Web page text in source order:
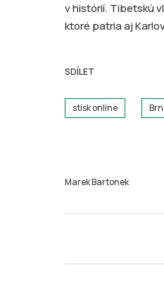
v histórií. Tibetskú
ktoré patria aj
SDÍLET
stisk online
Marek Bartonek